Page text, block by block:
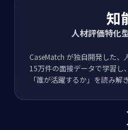
知
人材評価特化
CaseMatch が独自開発した、
15万件の面接データで学習し、
「誰が活躍するか」を読み解